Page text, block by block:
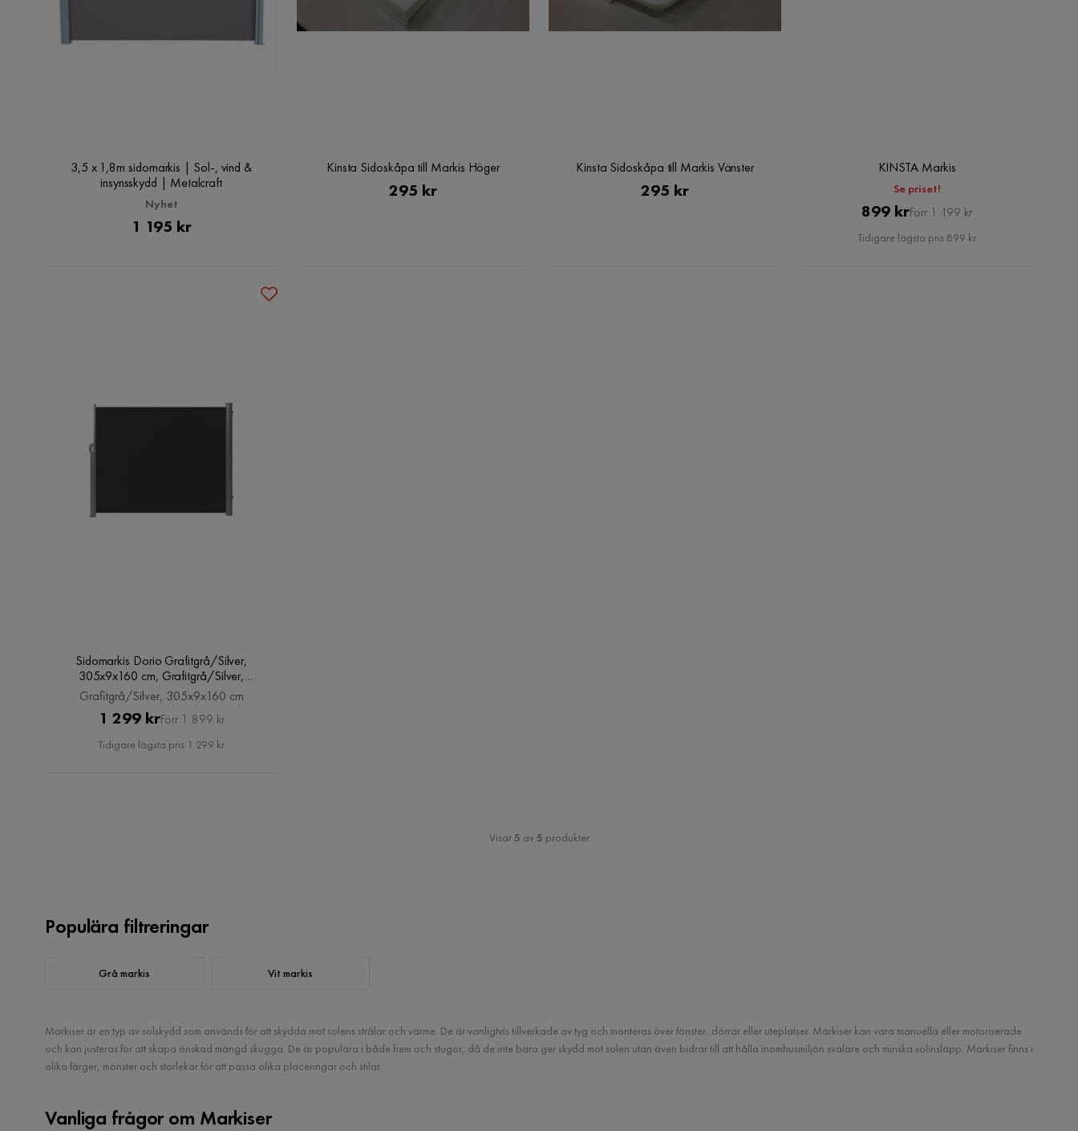
3,5 x 1,8m sidomarkis | Sol-, vind &
insynsskydd | Metalcraft
Nyhet
Pris
1 195 kr
Kinsta Sidoskåpa till Markis Höger
Pris
295 kr
Kinsta Sidoskåpa till Markis Vänster
Pris
295 kr
KINSTA Markis
Se priset!
Pris
899 kr Original
Pris
Förr 1 199 kr
Tidigare lägsta pris 899 kr
Sidomarkis Dorio Grafitgrå/Silver,
305x9x160 cm, Grafitgrå/Silver,
305x9x160 cm
Grafitgrå/Silver, 305x9x160 cm
Pris
1 299 krOriginal
Pris
Förr 1 899 kr
Tidigare lägsta pris 1 299 kr
Visar5 av5 produkter
Populära filtreringar
Grå markis Vit markis
Markiser är en typ av solskydd som används för att skydda mot solens strålar och värme. De är vanligtvis tillverkade av tyg och monteras över fönster, dörrar eller uteplatser. Markiser kan vara manuella eller motoriserade
och kan justeras för att skapa önskad mängd skugga. De är populära i både hem och stugor, då de inte bara ger skydd mot solen utan även bidrar till att hålla inomhusmiljön svalare och minska solinsläpp. Markiser finns i
olika färger, mönster och storlekar för att passa olika placeringar och stilar.
Vanliga frågor om Markiser